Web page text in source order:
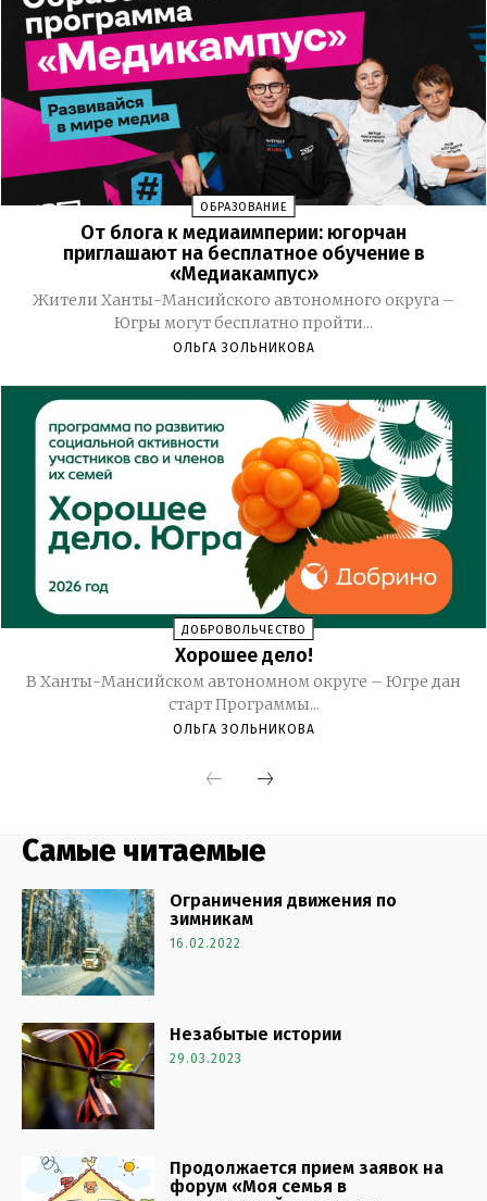
Самые читаемые
Ограничения движения по
зимникам
16.02.2022
Незабытые истории
29.03.2023
Продолжается прием заявок на
форум «Моя семья в